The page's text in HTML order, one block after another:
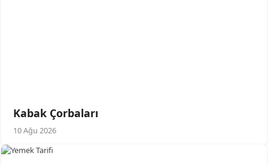
Kabak Çorbaları
10 Ağu 2026